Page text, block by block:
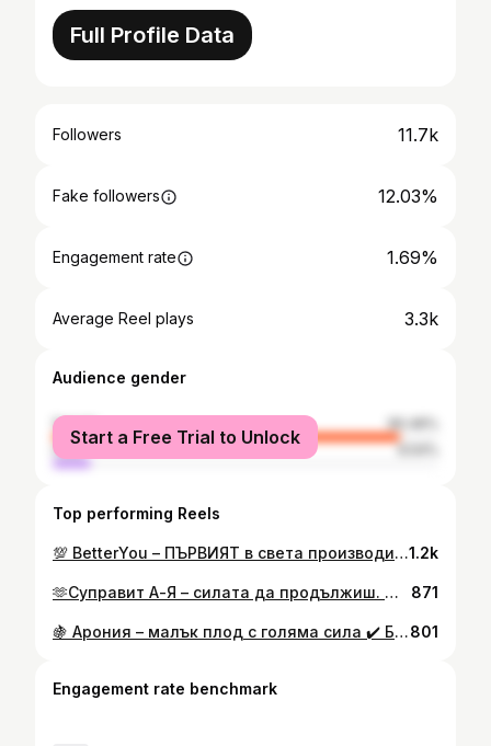
Full Profile Data
Followers 11.7k
Fake followers 12.03%
Engagement rate 1.69%
Average Reel plays 3.3k
Audience gender
female
90.46%
male
9.54%
Start a Free Trial to Unlock
Top performing Reels
💯 BetterYou – ПЪРВИЯТ в света производител на Витамин Д3 под формата на спрей за букално въвеждане. @betteryou_ltd @floravitbg 👉Абсорбция, клинично доказана съвместно с медицински университет в Кардиф. Впръсква се във вътрешна страна на бузата, попадайки директно в кръвообръщението , като заобикаля стомашно-чревен тракт и всички органични бариери, пред които е изправена една стандартна таблетка или капсула. ❗ Дозата се определя на база телесно тегло и резултати от изследване – като се определя терапевтична доза и след това поддържаща доза; Изключително подходящ е : ☀️При пациенти със заболявания на опорно-двигателна система – определяща част от терапията е поддържането на оптимални стойности на Витамин Д3. ☀️При заболявания като остеопороза, артрит, остеоартрит, остеопения, остеомалация – прилагат се дози съобразно тегло и индивидуални показатели, като в повечето случаи пациента се нужда от по – високи дневни дози, приемани ежедневно; ☀️При пациенти със заболявания на щитовидната жлеза – прилагат се дози, съобразно заболяване и индивидуални показатели; ☀️При пациенти в менопауза; ☀️При бременни и кърмещи дами; ☀️При пациенти с понижена енергия, изявен косопад и депресивни състояния; ☀️Или като профилактика - за здрави кости и стави, съдове и сърце и повишен имунитет; #pharmawoman #betteryou #vitamind3+k21.2k
🫶Суправит А-Я – силата да продължиш. 👉Комплекс от витамини и минерали, който подкрепя имунитета, намалява умората и зарежда тялото с жизненост. 💪 Подходящ за забързаните дни и моментите, в които ти трябва още малко сила. 💚Суправит Kids – витамини за силни, усмихнати и енергични деца. Подкрепят имунитета и растежа всеки ден. @supravit_official ❤️ #pharmawoman #pharmacist #мамафармацевт #pharmacylife #pharmawork #съветотфармацевт #витамини #суправит 871
🍇 Арония – малък плод с голяма сила ✔️ Богата на антиоксиданти ✔️ Подкрепя имунитета ✔️ Полезна за сърцето и кръвообращението ✔️ Помага при умора и стрес ✔️ Поддържа нормални нива на кръвната захар ✨ Истински природен щит за здравето! #здраве #pharmawoman #мамафармацевт #съветотфармацевт #ваптеката801
Engagement rate benchmark